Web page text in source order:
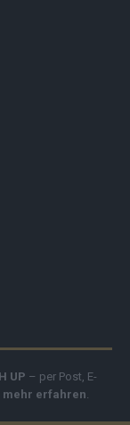
UP – per Post, E-
mehr erfahren